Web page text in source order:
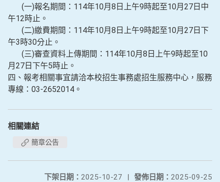
(一)報名期間：114年10月8日上午9時起至10月27日中
午12時止。
(二)繳費期間：114年10月8日上午9時起至10月27日下
午3時30分止。
(三)審查資料上傳期間：114年10月8日上午9時起至10
月27日下午5時止。
四、報考相關事宜請洽本校招生事務處招生服務中心，服務
專線：03-2652014。
相關連結
簡章公告
發佈日期： 2025-09-25
下架日期： 2025-10-27
|